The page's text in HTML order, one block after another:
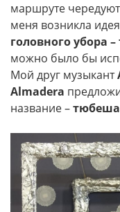
маршруте
меня возникла идея
головного убора
можно было бы
Мой друг музыкант
Almadera
название –